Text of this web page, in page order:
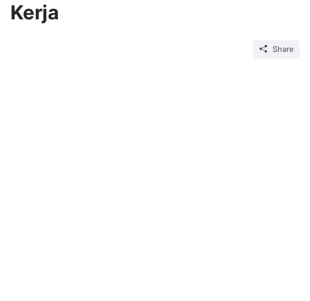
Kerja
Share